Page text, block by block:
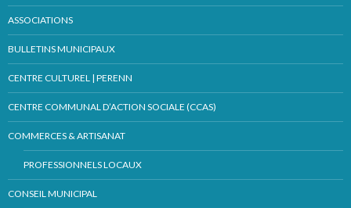
ASSOCIATIONS
BULLETINS MUNICIPAUX
CENTRE CULTUREL | PERENN
CENTRE COMMUNAL D’ACTION SOCIALE (CCAS)
COMMERCES & ARTISANAT
PROFESSIONNELS LOCAUX
CONSEIL MUNICIPAL